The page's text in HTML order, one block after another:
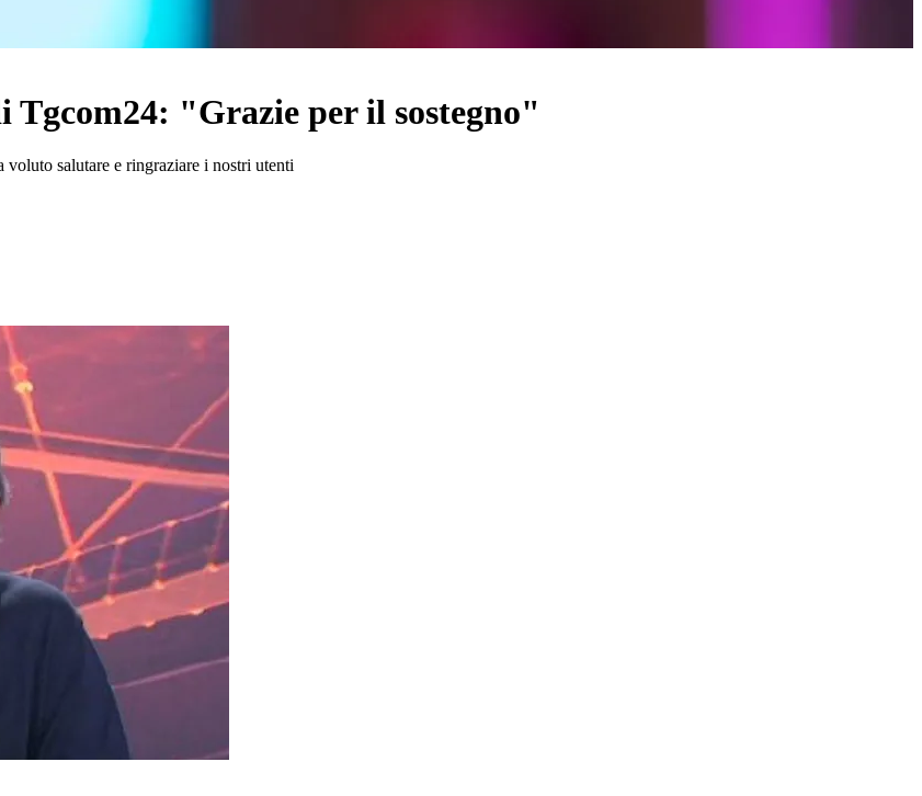
"Grazie per il sostegno"
salutare e ringraziare i nostri utenti